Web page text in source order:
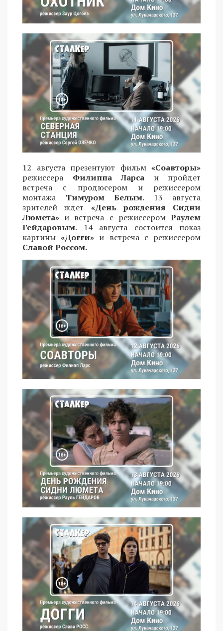
12 августа презентуют фильм «Соавторы»
режиссера Филиппа Ларса и пройдет
встреча с продюсером и режиссером
монтажа Тимуром Белым. 13 августа
зрителей ждет «День рождения Сидни
Люмета» и встреча с режиссером Раулем
Гейдаровым. 14 августа состоится показ
картины«Догги» и встреча с режиссером
Славой Россом.